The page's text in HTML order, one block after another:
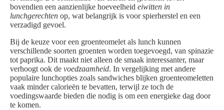
bovendien een aanzienlijke hoeveelheid eiwitten in
lunchgerechten op, wat belangrijk is voor spierherstel en een
verzadigd gevoel.
Bij de keuze voor een groenteomelet als lunch kunnen
verschillende soorten groenten worden toegevoegd, van spinazie
tot paprika. Dit maakt niet alleen de smaak interessanter, maar
verhoogt ook de voedzaamheid. In vergelijking met andere
populaire lunchopties zoals sandwiches blijken groenteomeletten
vaak minder calorieën te bevatten, terwijl ze toch de
voedingswaarde bieden die nodig is om een energieke dag door
te komen.